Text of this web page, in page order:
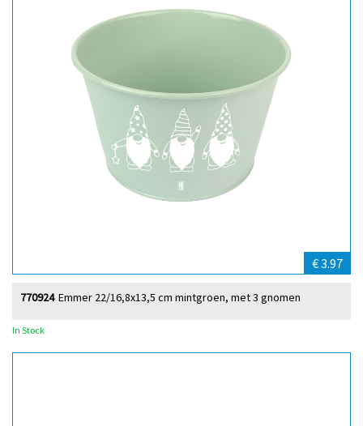
€ 3.97
Emmer 22/16,8x13,5 cm mintgroen, met 3 gnomen
770924
In Stock